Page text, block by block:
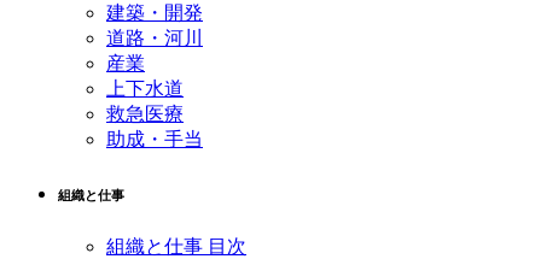
建築・開発
道路・河川
産業
上下水道
救急医療
助成・手当
組織と仕事
組織と仕事 目次